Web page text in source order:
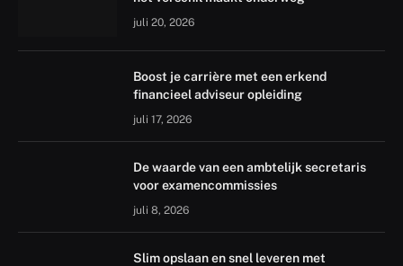
juli 20, 2026
Boost je carrière met een erkend
financieel adviseur opleiding
juli 17, 2026
De waarde van een ambtelijk secretaris
voor examencommissies
juli 8, 2026
Slim opslaan en snel leveren met